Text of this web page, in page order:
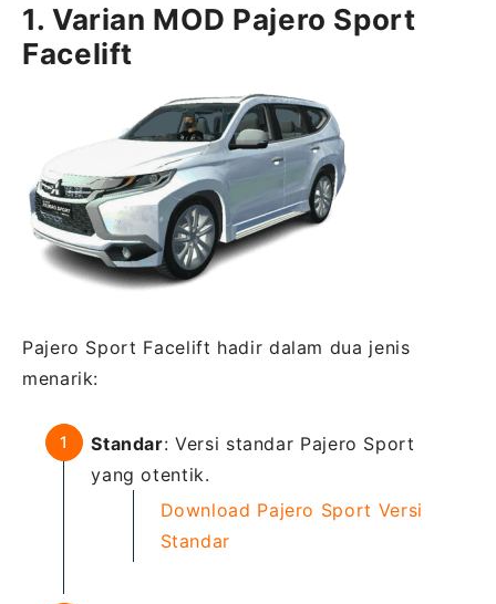
1. Varian MOD Pajero Sport
Facelift
Pajero Sport Facelift hadir dalam dua jenis
menarik:
Standar: Versi standar Pajero Sport
yang otentik.
Download Pajero Sport Versi
Standar